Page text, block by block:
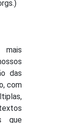
das
com
que